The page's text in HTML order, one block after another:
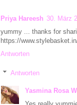
Priya Hareesh 30. März
yummy ... thanks for
https://
Antworten
Antworten
Yasmina Rosa